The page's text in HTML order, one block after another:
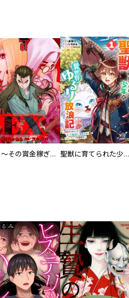
EX ～その賞金稼ぎは、世界の出口を探す～【単行本版】 聖獣に育てられた少年の異世界ゆるり放浪記～神様からもらったチート魔法で、仲間たちとスローライフを満喫中～